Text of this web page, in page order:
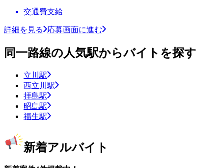
交通費支給
詳細を見る 応募画面に進む
同一路線の人気駅からバイトを探す
立川駅
西立川駅
拝島駅
昭島駅
福生駅
新着アルバイト